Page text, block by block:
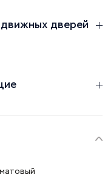
дверей